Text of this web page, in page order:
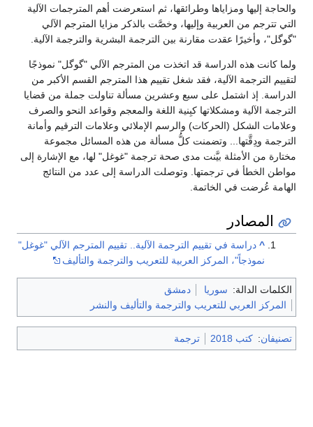
والحاجة إليها ومزاياها وطرائقها، ثم استعرضت أهم المترجمات الآلية
التي تترجم من العربية وإليها، وخصَّت بالذكر مزايا المترجم الآلي
"گوگل"، وأخيرًا عقدت مقارنة بين الترجمة البشرية والترجمة الآلية.
ولما كانت هذه الدراسة قد اتخذت من المترجم الآلي "گوگل" نموذجًا
لتقييم الترجمة الآلية، فقد شغل تقييم هذا المترجم القسم الأكبر من
الدراسة. إذ اشتمل على سبع وعشرين مسألة تناولت جملة من قضايا
الترجمة الآلية ومشكلاتها كبِنية اللغة والمعجم وقواعد النحو والصرف
وعلامات الشكل (الحركات) والرسم الإملائي وعلامات الترقيم وأمانة
الترجمة ودِقَّتها... وتضمنت كلُّ مسألة من هذه المسائل مجموعة
مختارة من الأمثلة بيَّنت مدى صحة ترجمة "غوغل" لها، مع الإشارة إلى
مواطن الخطأ في ترجمتها. وتوصلت الدراسة إلى عدد من النتائج
الهامة عُرضت في الخاتمة.
المصادر
^ دراسة في تقييم الترجمة الآلية.. تقييم المترجم الآلي "غوغل"
نموذجاً"، المركز العربية للتعريب والترجمة والتأليف
الكلمات الدالة: سوريا
دمشق
المركز العربي للتعريب والترجمة والتأليف والنشر
تصنيفان: كتب 2018 ترجمة